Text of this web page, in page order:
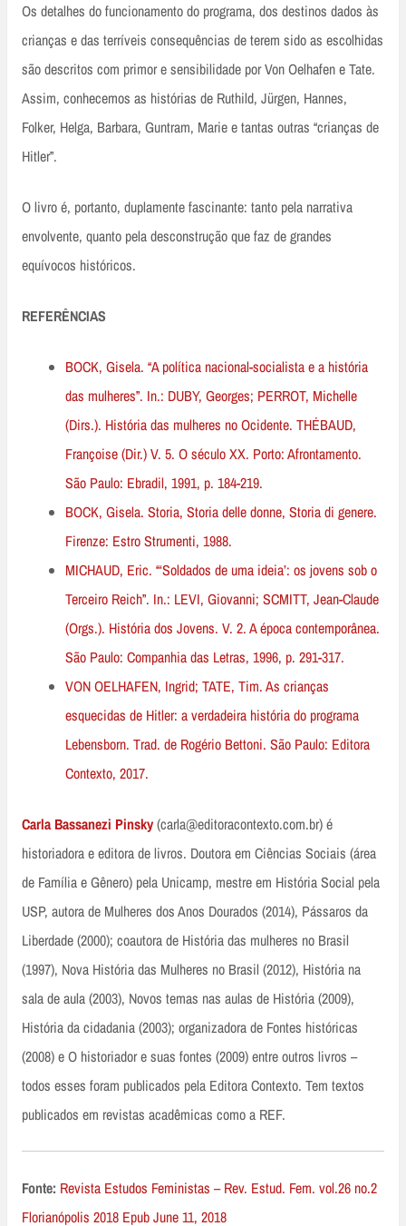
Os detalhes do funcionamento do programa, dos destinos dados às
crianças e das terríveis consequências de terem sido as escolhidas
são descritos com primor e sensibilidade por Von Oelhafen e Tate.
Assim, conhecemos as histórias de Ruthild, Jürgen, Hannes,
Folker, Helga, Barbara, Guntram, Marie e tantas outras “crianças de
Hitler”.
O livro é, portanto, duplamente fascinante: tanto pela narrativa
envolvente, quanto pela desconstrução que faz de grandes
equívocos históricos.
REFERÊNCIAS
BOCK, Gisela. “A política nacional-socialista e a história
das mulheres”. In.: DUBY, Georges; PERROT, Michelle
(Dirs.). História das mulheres no Ocidente. THÉBAUD,
Françoise (Dir.) V. 5. O século XX. Porto: Afrontamento.
São Paulo: Ebradil, 1991, p. 184-219.
BOCK, Gisela. Storia, Storia delle donne, Storia di genere.
Firenze: Estro Strumenti, 1988.
MICHAUD, Eric. “‘Soldados de uma ideia’: os jovens sob o
Terceiro Reich”. In.: LEVI, Giovanni; SCMITT, Jean-Claude
(Orgs.). História dos Jovens. V. 2. A época contemporânea.
São Paulo: Companhia das Letras, 1996, p. 291-317.
VON OELHAFEN, Ingrid; TATE, Tim. As crianças
esquecidas de Hitler: a verdadeira história do programa
Lebensborn. Trad. de Rogério Bettoni. São Paulo: Editora
Contexto, 2017.
Carla Bassanezi Pinsky(carla@editoracontexto.com.br) é
historiadora e editora de livros. Doutora em Ciências Sociais (área
de Família e Gênero) pela Unicamp, mestre em História Social pela
USP, autora de Mulheres dos Anos Dourados (2014), Pássaros da
Liberdade (2000); coautora de História das mulheres no Brasil
(1997), Nova História das Mulheres no Brasil (2012), História na
sala de aula (2003), Novos temas nas aulas de História (2009),
História da cidadania (2003); organizadora de Fontes históricas
(2008) e O historiador e suas fontes (2009) entre outros livros –
todos esses foram publicados pela Editora Contexto. Tem textos
publicados em revistas acadêmicas como a REF.
Fonte: Revista Estudos Feministas – Rev. Estud. Fem. vol.26 no.2
Florianópolis 2018 Epub June 11, 2018